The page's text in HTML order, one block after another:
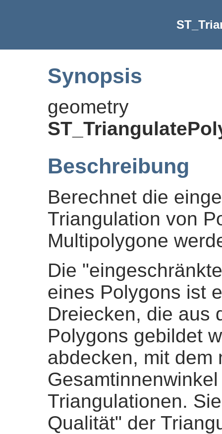
Synopsis
geometry
Beschreibung
Berechnet die
Triangulation von
Multipolygone
Die
eines Polygons ist
Dreiecken, die aus
Polygons gebildet
abdecken, mit dem
Triangulationen.
Qualität" der